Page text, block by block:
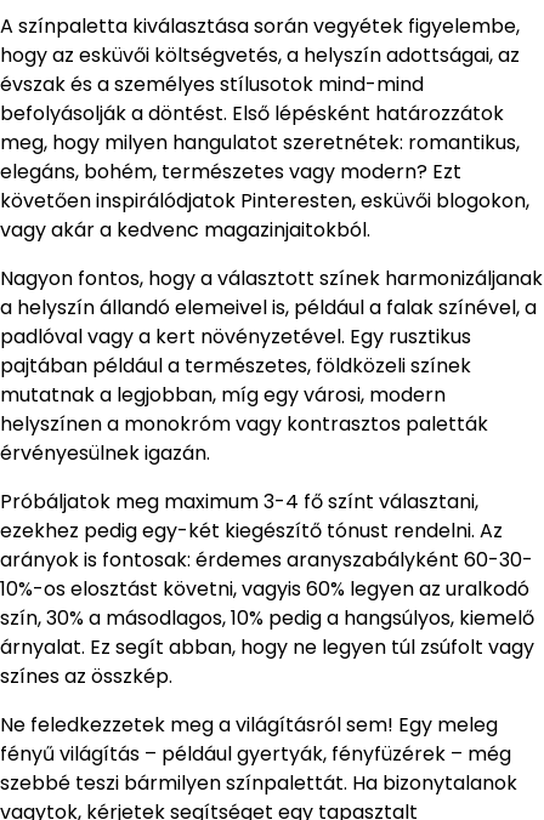
A színpaletta kiválasztása során vegyétek figyelembe,
hogy az esküvői költségvetés, a helyszín adottságai, az
évszak és a személyes stílusotok mind-mind
befolyásolják a döntést. Első lépésként határozzátok
meg, hogy milyen hangulatot szeretnétek: romantikus,
elegáns, bohém, természetes vagy modern? Ezt
követően inspirálódjatok Pinteresten, esküvői blogokon,
vagy akár a kedvenc magazinjaitokból.
Nagyon fontos, hogy a választott színek harmonizáljanak
a helyszín állandó elemeivel is, például a falak színével, a
padlóval vagy a kert növényzetével. Egy rusztikus
pajtában például a természetes, földközeli színek
mutatnak a legjobban, míg egy városi, modern
helyszínen a monokróm vagy kontrasztos paletták
érvényesülnek igazán.
Próbáljatok meg maximum 3-4 fő színt választani,
ezekhez pedig egy-két kiegészítő tónust rendelni. Az
arányok is fontosak: érdemes aranyszabályként 60-30-
10%-os elosztást követni, vagyis 60% legyen az uralkodó
szín, 30% a másodlagos, 10% pedig a hangsúlyos, kiemelő
árnyalat. Ez segít abban, hogy ne legyen túl zsúfolt vagy
színes az összkép.
Ne feledkezzetek meg a világításról sem! Egy meleg
fényű világítás – például gyertyák, fényfüzérek – még
szebbé teszi bármilyen színpalettát. Ha bizonytalanok
vagytok, kérjetek segítséget egy tapasztalt